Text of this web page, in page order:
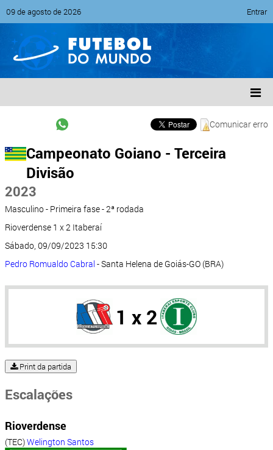
09 de agosto de 2026 Entrar
Comunicar erro
Campeonato Goiano - Terceira
Divisão
2023
Masculino - Primeira fase - 2ª rodada
Rioverdense 1 x 2 Itaberaí
Sábado, 09/09/2023 15:30
Pedro Romualdo Cabral - Santa Helena de Goiás-GO (BRA)
1 x 2
Print da partida
Escalações
Rioverdense
(TEC)Welington Santos